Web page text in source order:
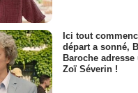
Ici tout
départ a sonné,
Baroche
Zoï Séverin !